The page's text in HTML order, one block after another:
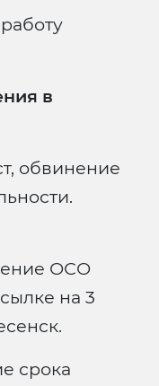
в
обвинение
ОСО
на 3
срока